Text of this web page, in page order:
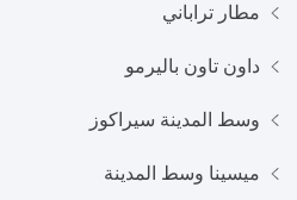
مطار تراباني
داون تاون باليرمو
وسط المدينة سيراكوز
ميسينا وسط المدينة